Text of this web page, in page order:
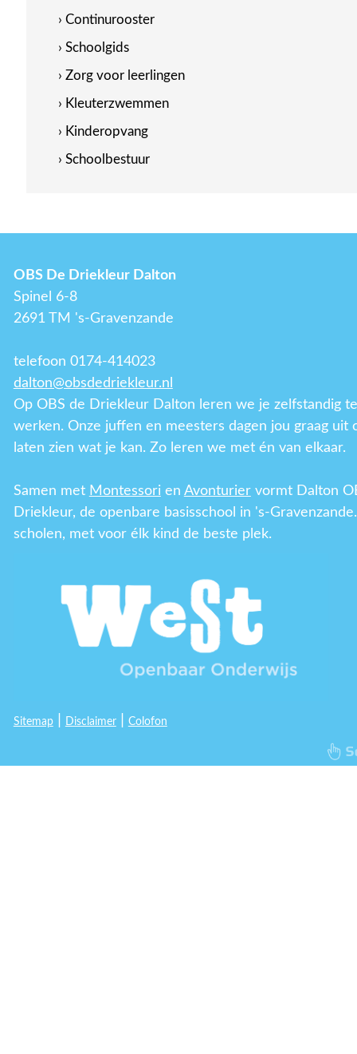
› Continurooster
› Schoolgids
› Zorg voor leerlingen
› Kleuterzwemmen
› Kinderopvang
› Schoolbestuur
OBS De Driekleur Dalton
Spinel 6-8
2691 TM 's-Gravenzande
telefoon 0174-414023
dalton@obsdedriekleur.nl
Op OBS de Driekleur Dalton leren we je zelfstandig te
werken. Onze juffen en meesters dagen jou graag uit
laten zien wat je kan. Zo leren we met én van elkaar.
Samen met Montessorien Avonturiervormt Dalton
Driekleur, de openbare basisschool in 's-
scholen, met voor élk kind de beste plek.
Sitemap| Disclaimer| Colofon